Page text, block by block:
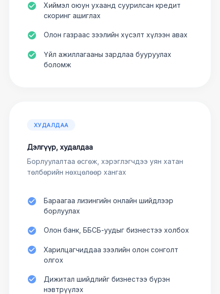
Хиймэл оюун ухаанд суурилсан кредит
скоринг ашиглах
Олон газраас зээлийн хүсэлт хүлээн авах
Үйл ажиллагааны зардлаа бууруулах
боломж
ХУДАЛДАА
Дэлгүүр, худалдаа
Борлуулалтаа өсгөж, хэрэглэгчдээ уян хатан
төлбөрийн нөхцөлөөр хангах
Бараагаа лизингийн онлайн шийдлээр
борлуулах
Олон банк, ББСБ-уудыг бизнестээ холбох
Харилцагчиддаа зээлийн олон сонголт
олгох
Дижитал шийдлийг бизнестээ бүрэн
нэвтрүүлэх